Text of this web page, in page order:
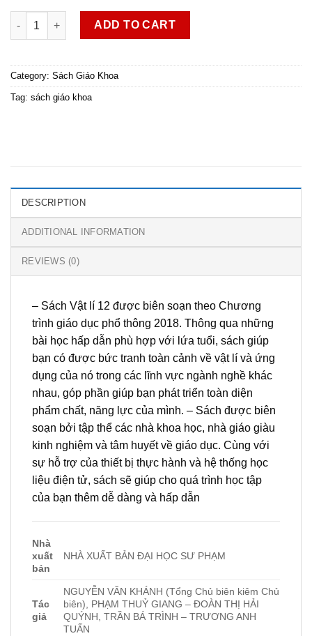
Vật lí 12 quantity
ADD TO CART
Category: Sách Giáo Khoa
Tag: sách giáo khoa
DESCRIPTION
ADDITIONAL INFORMATION
REVIEWS (0)
– Sách Vật lí 12 được biên soạn theo Chương
trình giáo dục phổ thông 2018. Thông qua những
bài học hấp dẫn phù hợp với lứa tuổi, sách giúp
bạn có được bức tranh toàn cảnh về vật lí và ứng
dụng của nó trong các lĩnh vực ngành nghề khác
nhau, góp phần giúp bạn phát triển toàn diện
phẩm chất, năng lực của mình. – Sách được biên
soạn bởi tập thể các nhà khoa học, nhà giáo giàu
kinh nghiệm và tâm huyết về giáo dục. Cùng với
sự hỗ trợ của thiết bị thực hành và hệ thống học
liệu điện tử, sách sẽ giúp cho quá trình học tập
của bạn thêm dễ dàng và hấp dẫn
Nhà
xuất
bản
NHÀ XUẤT BẢN ĐẠI HỌC SƯ PHẠM
Tác
giả
NGUYỄN VĂN KHÁNH (Tổng Chủ biên kiêm Chủ
biên), PHẠM THUỶ GIANG – ĐOÀN THỊ HẢI
QUÝNH, TRẦN BÁ TRÌNH – TRƯƠNG ANH
TUẤN